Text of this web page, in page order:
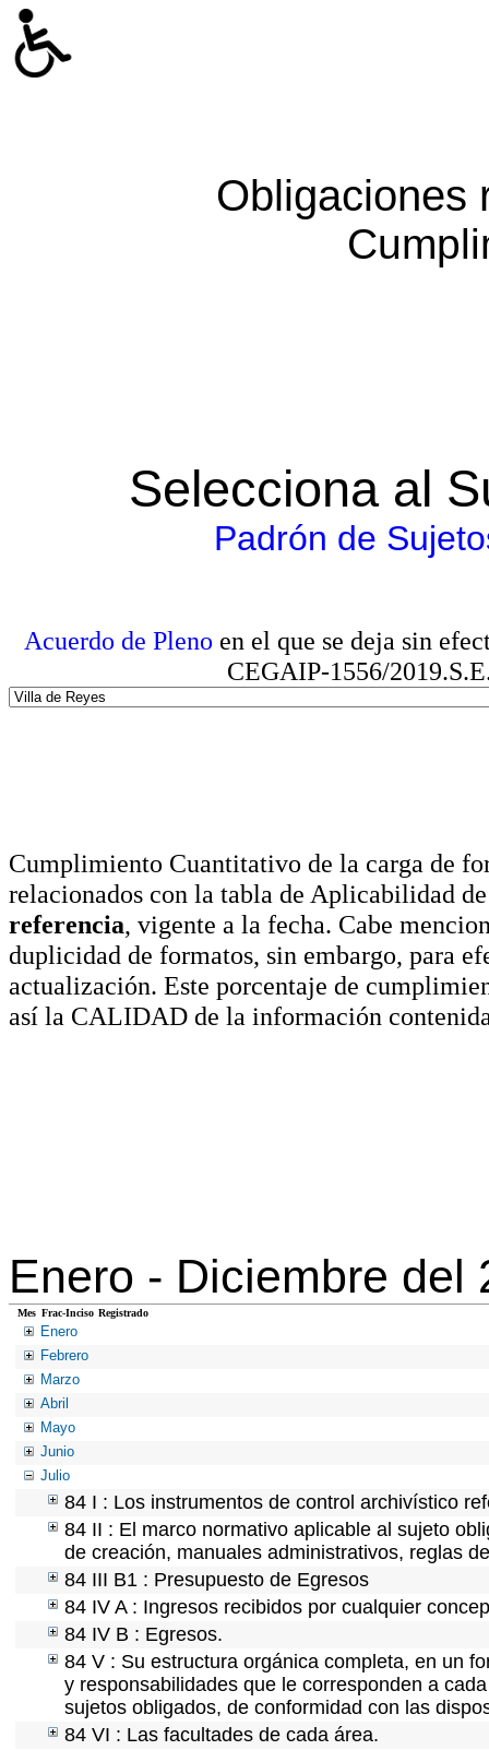
Obligaciones
Selecciona al
Padrón de
Acuerdo de Pleno en el que se deja sin
CEGAIP-1556/
Cumplimiento Cuantitativo de la carga de
relacionados con la tabla de Aplicabilidad
referencia, vigente a la fecha. Cabe
duplicidad de formatos, sin embargo, para
actualización. Este porcentaje de
así la CALIDAD de la información
Enero - Diciembre del
Mes Frac-Inciso Registrado
Enero
Febrero
Marzo
Abril
Mayo
Junio
Julio
84 I : Los instrumentos de control archivístico
84 II : El marco normativo aplicable al sujeto
de creación, manuales administrativos, reglas
84 III B1 : Presupuesto de Egresos
84 IV A : Ingresos recibidos por cualquier
84 IV B : Egresos.
84 V : Su estructura orgánica completa, en un
y responsabilidades que le corresponden a
sujetos obligados, de conformidad con las
84 VI : Las facultades de cada área.